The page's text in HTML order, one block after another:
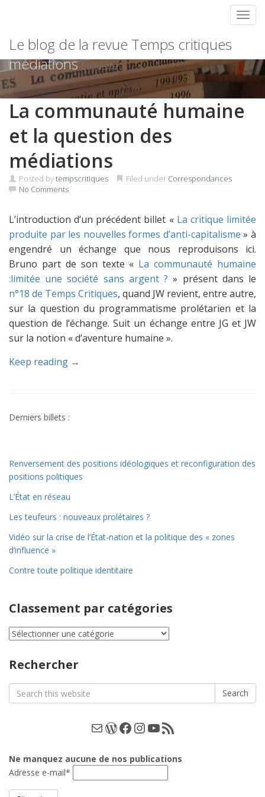
content
Le blog de la revue Temps critiques
médiationsÉtiquette
La communauté humaine
et la question des
médiations
Posted bytempscritiques Filed under Correspondances
No Comments
L’introduction d’un précédent billet « La critique limitée
produite par les nouvelles formes d’anti-capitalisme » à
engendré un échange que nous reproduisons ici.
Bruno part de son texte « La communauté humaine
:limitée une société sans argent ? » présent dans le
n°18 de Temps Critiques, quand JW revient, entre autre,
sur la question du programmatisme prolétarien et la
question de l’échange. Suit un échange entre JG et JW
sur la notion « d’aventure humaine ».
Keep reading →
Derniers billets :
Renversement des positions idéologiques et reconfiguration des
positions politiques
L’État en réseau
Les teufeurs : nouveaux prolétaires ?
Vidéo sur la crise de l’État-nation et la politique des « zones
d’influence »
Contre toute politique identitaire
Classement par catégories
Classement
par
Rechercher
Search
for:
Search
E-mailWordPress
Facebook
Instagram
YouTube
Les podcasts
Ne manquez aucune de nos publications
Adresse e-mail*